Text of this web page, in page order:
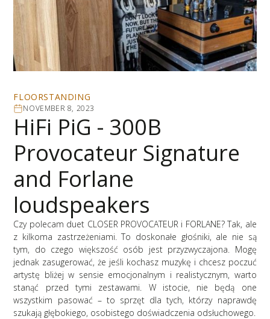
FLOORSTANDING
NOVEMBER 8, 2023
HiFi PiG - 300B
Provocateur Signature
and Forlane
loudspeakers
Czy polecam duet CLOSER PROVOCATEUR i FORLANE? Tak, ale
z kilkoma zastrzeżeniami. To doskonałe głośniki, ale nie są
tym, do czego większość osób jest przyzwyczajona. Mogę
jednak zasugerować, że jeśli kochasz muzykę i chcesz poczuć
artystę bliżej w sensie emocjonalnym i realistycznym, warto
stanąć przed tymi zestawami. W istocie, nie będą one
wszystkim pasować – to sprzęt dla tych, którzy naprawdę
szukają głębokiego, osobistego doświadczenia odsłuchowego.